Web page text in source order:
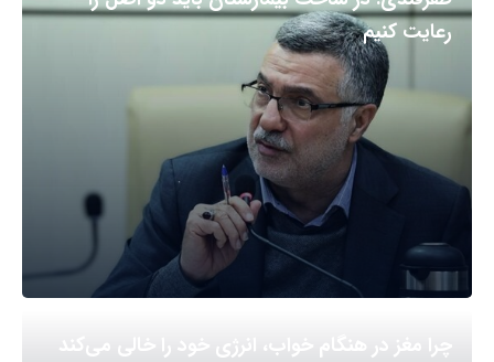
رعایت کنیم
چرا مغز در هنگام خواب، انرژی خود را خالی می‌کند